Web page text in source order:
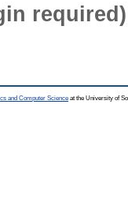
required)
and Computer Science at the University of